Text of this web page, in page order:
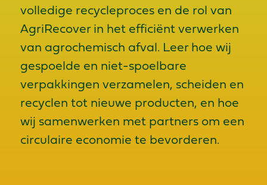
volledige recycleproces en de rol van
AgriRecover in het efficiënt verwerken
van agrochemisch afval. Leer hoe wij
gespoelde en niet-spoelbare
verpakkingen verzamelen, scheiden en
recyclen tot nieuwe producten, en hoe
wij samenwerken met partners om een
circulaire economie te bevorderen.